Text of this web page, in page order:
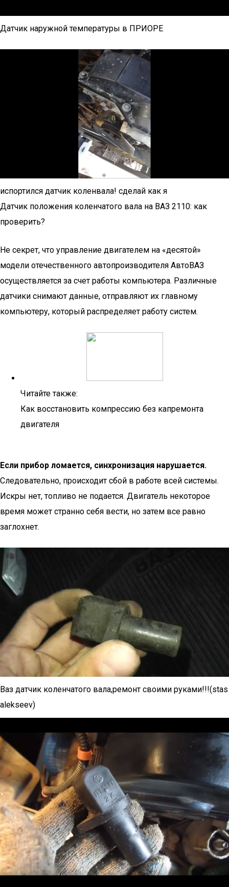
Датчик наружной температуры в ПРИОРЕ
испортился датчик коленвала! сделай как я
Датчик положения коленчатого вала на ВАЗ 2110: как
проверить?
Не секрет, что управление двигателем на «десятой»
модели отечественного автопроизводителя АвтоВАЗ
осуществляется за счет работы компьютера. Различные
датчики снимают данные, отправляют их главному
компьютеру, который распределяет работу систем.
Читайте также:
Как восстановить компрессию без капремонта
двигателя
Если прибор ломается, синхронизация нарушается.
Следовательно, происходит сбой в работе всей системы.
Искры нет, топливо не подается. Двигатель некоторое
время может странно себя вести, но затем все равно
заглохнет.
Ваз датчик коленчатого вала,ремонт своими руками!!!(stas
alekseev)